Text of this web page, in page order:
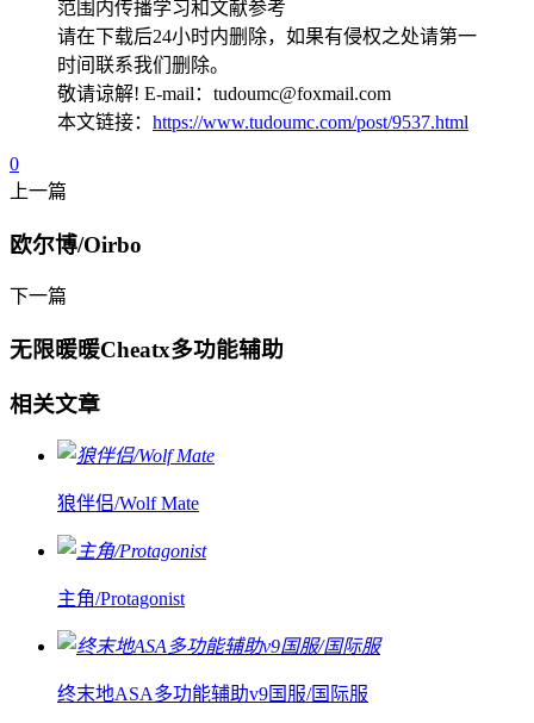
范围内传播学习和文献参考
请在下载后24小时内删除，如果有侵权之处请第一
时间联系我们删除。
敬请谅解! E-mail：tudoumc@foxmail.com
本文链接： https://www.tudoumc.com/post/9537.html
0
上一篇
欧尔博/Oirbo
下一篇
无限暖暖Cheatx多功能辅助
相关文章
狼伴侣/Wolf Mate
主角/Protagonist
终末地ASA多功能辅助v9国服/国际服